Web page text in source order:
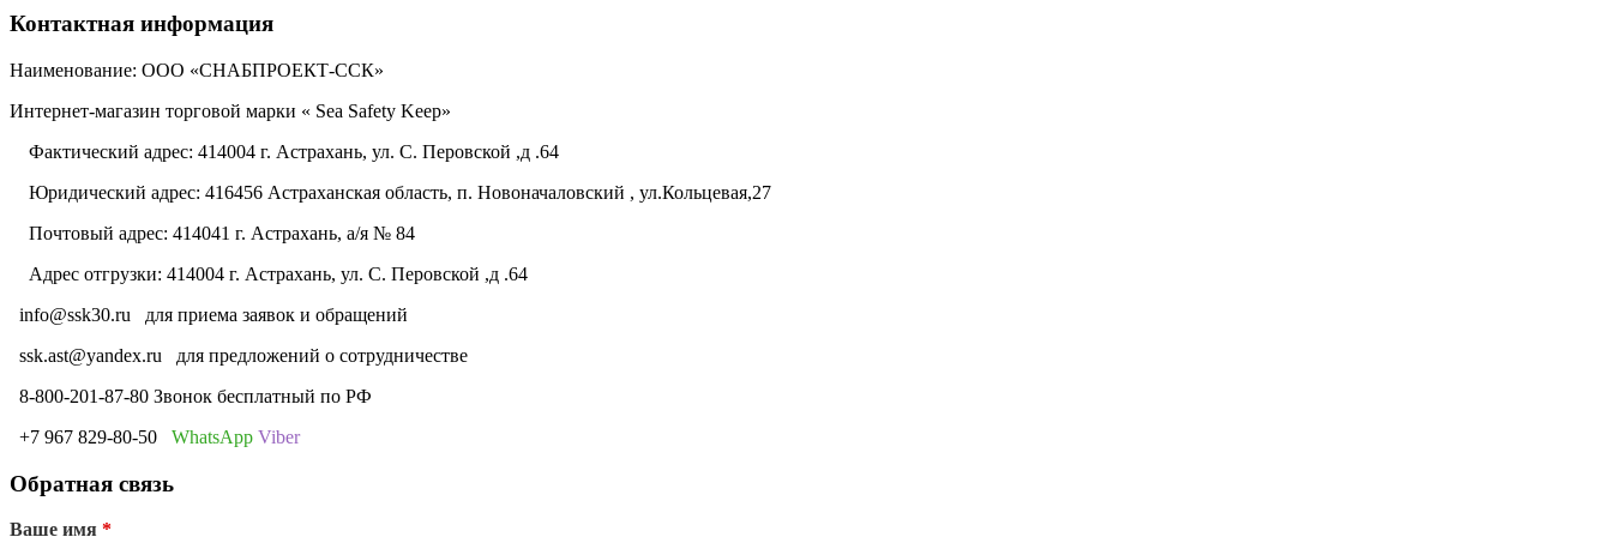
Контактная информация
Наименование: ООО «СНАБПРОЕКТ-ССК»
Интернет-магазин торговой марки « Sea Safety Keep»
Фактический адрес: 414004 г. Астрахань, ул. С. Перовской ,д .64
Юридический адрес: 416456 Астраханская область, п. Новоначаловский , ул.Кольцевая,27
Почтовый адрес: 414041 г. Астрахань, а/я № 84
Адрес отгрузки: 414004 г. Астрахань, ул. С. Перовской ,д .64
info@ssk30.ru для приема заявок и обращений
ssk.ast@yandex.ru для предложений о сотрудничестве
8-800-201-87-80 Звонок бесплатный по РФ
+7 967 829-80-50
WhatsApp Viber
Обратная связь
Ваше имя *